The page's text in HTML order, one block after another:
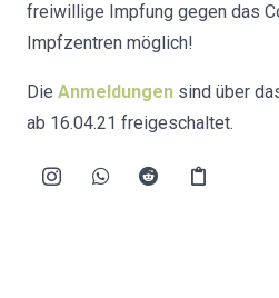
freiwillige Impfung gegen das
Impfzentren möglich!
Die Anmeldungen sind über
ab 16.04.21 freigeschaltet.